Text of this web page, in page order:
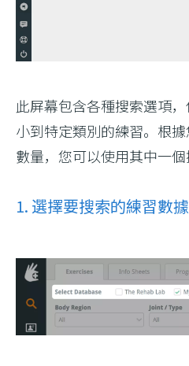
此屏幕包含各種搜索選項
小到特定類別的練習。根
數量，您可以使用其中一個
1. 選擇要搜索的練習數